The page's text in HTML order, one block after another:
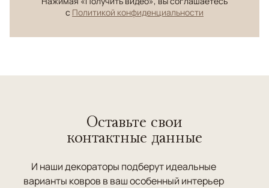
с Политикой конфиденциальности
Оставьте свои
контактные данные
И наши декораторы подберут идеальные
варианты ковров в ваш особенный интерьер